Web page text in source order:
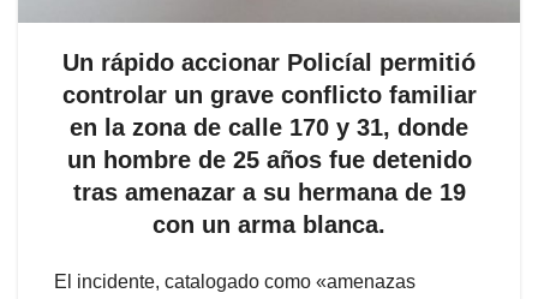
Un rápido accionar Policíal permitió
controlar un grave conflicto familiar
en la zona de calle 170 y 31, donde
un hombre de 25 años fue detenido
tras amenazar a su hermana de 19
con un arma blanca.
El incidente, catalogado como «amenazas